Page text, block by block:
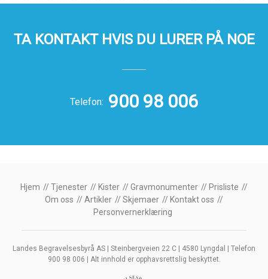
TA KONTAKT HVIS DU LURER PÅ NOE
Telefon: 900 98 006
Hjem Tjenester Kister Gravmonumenter
Prisliste
Om oss
Artikler Skjemaer
Kontakt oss
Personvernerklæring
Landes Begravelsesbyrå AS | Steinbergveien 22 C | 4580 Lyngdal | Telefon
900 98 006 | Alt innhold er opphavsrettslig beskyttet.